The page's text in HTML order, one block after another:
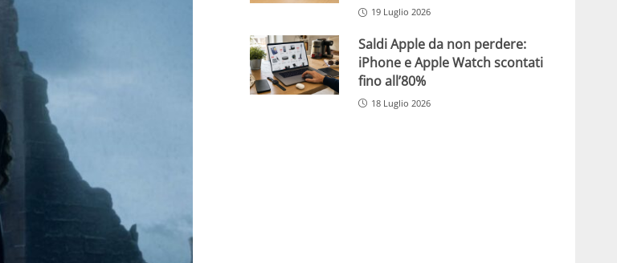
19 Luglio 2026
Saldi Apple da non perdere:
iPhone e Apple Watch scontati
fino all’80%
18 Luglio 2026